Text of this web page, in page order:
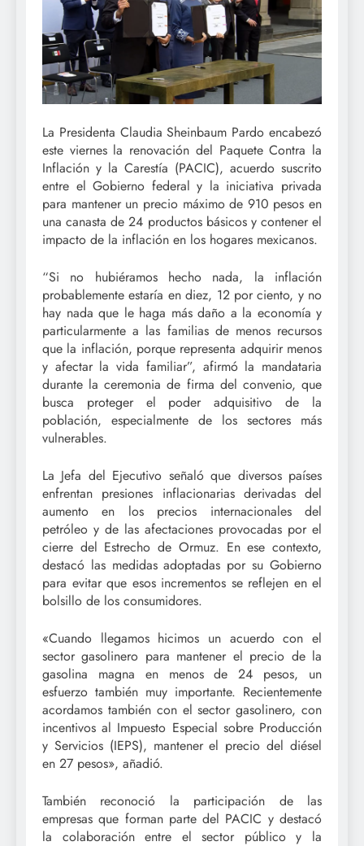
La Presidenta Claudia Sheinbaum Pardo encabezó
este viernes la renovación del Paquete Contra la
Inflación y la Carestía (PACIC), acuerdo suscrito
entre el Gobierno federal y la iniciativa privada
para mantener un precio máximo de 910 pesos en
una canasta de 24 productos básicos y contener el
impacto de la inflación en los hogares mexicanos.
“Si no hubiéramos hecho nada, la inflación
probablemente estaría en diez, 12 por ciento, y no
hay nada que le haga más daño a la economía y
particularmente a las familias de menos recursos
que la inflación, porque representa adquirir menos
y afectar la vida familiar”, afirmó la mandataria
durante la ceremonia de firma del convenio, que
busca proteger el poder adquisitivo de la
población, especialmente de los sectores más
vulnerables.
La Jefa del Ejecutivo señaló que diversos países
enfrentan presiones inflacionarias derivadas del
aumento en los precios internacionales del
petróleo y de las afectaciones provocadas por el
cierre del Estrecho de Ormuz. En ese contexto,
destacó las medidas adoptadas por su Gobierno
para evitar que esos incrementos se reflejen en el
bolsillo de los consumidores.
«Cuando llegamos hicimos un acuerdo con el
sector gasolinero para mantener el precio de la
gasolina magna en menos de 24 pesos, un
esfuerzo también muy importante. Recientemente
acordamos también con el sector gasolinero, con
incentivos al Impuesto Especial sobre Producción
y Servicios (IEPS), mantener el precio del diésel
en 27 pesos», añadió.
También reconoció la participación de las
empresas que forman parte del PACIC y destacó
la colaboración entre el sector público y la